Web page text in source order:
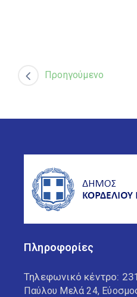
Προηγούμενο
Πληροφορίες
Τηλεφωνικό κέντρο:
Παύλου Μελά 24,